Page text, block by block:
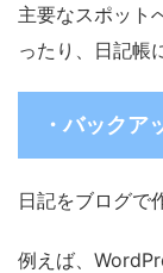
主要なスポット
ったり、日記帳
・バックア
日記をブログで
例えば、